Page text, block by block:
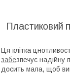
Пластиковий
Ця клітка
забезпечує надійну
досить мала, щоб